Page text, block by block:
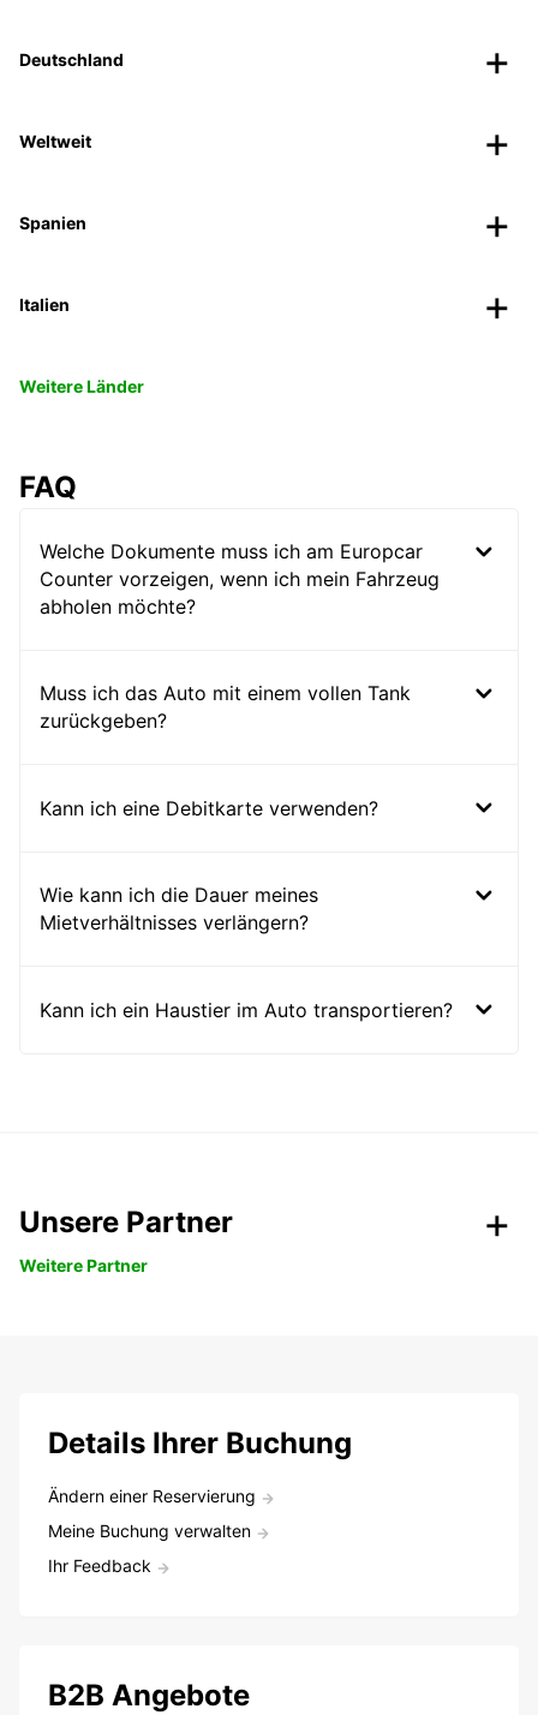
Deutschland
Weltweit
Spanien
Italien
Weitere Länder
FAQ
Welche Dokumente muss ich am Europcar
Counter vorzeigen, wenn ich mein Fahrzeug
abholen möchte?
Muss ich das Auto mit einem vollen Tank
zurückgeben?
Kann ich eine Debitkarte verwenden?
Wie kann ich die Dauer meines
Mietverhältnisses verlängern?
Kann ich ein Haustier im Auto transportieren?
Unsere Partner
Weitere Partner
Details Ihrer Buchung
Ändern einer Reservierung
Meine Buchung verwalten
Ihr Feedback
B2B Angebote